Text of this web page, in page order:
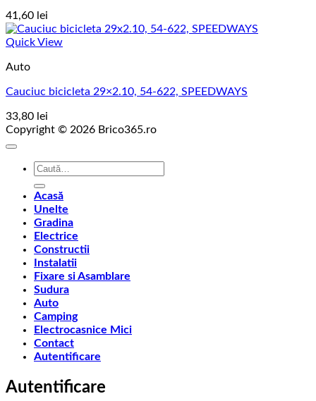
41,60 lei
Quick View
Auto
Cauciuc bicicleta 29×2.10, 54-622, SPEEDWAYS
33,80 lei
Copyright © 2026 Brico365.ro
Caută
Acasă
Unelte
Gradina
Electrice
Constructii
Instalatii
Fixare si Asamblare
Sudura
Auto
Camping
Electrocasnice Mici
Contact
Autentificare
Autentificare